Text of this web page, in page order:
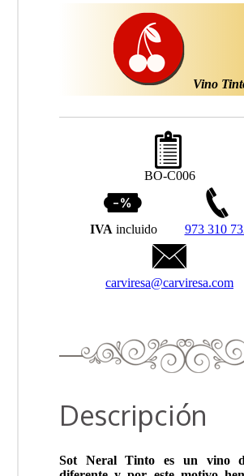
Vino
BO-C006
IVA incluido 973 310
carviresa@carviresa.com
Descripción
Sot Neral Tinto es un vino